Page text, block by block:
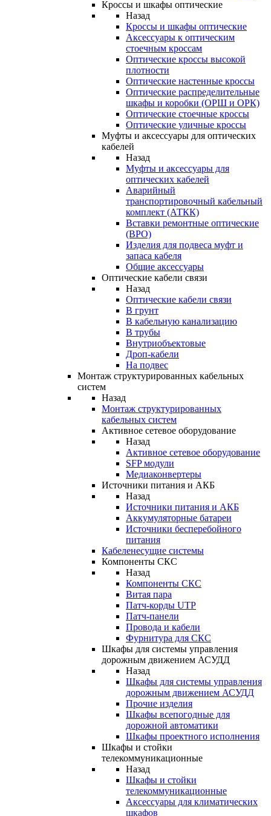
Кроссы и шкафы оптические
Назад
Кроссы и шкафы оптические
Аксессуары к оптическим
стоечным кроссам
Оптические кроссы высокой
плотности
Оптические настенные кроссы
Оптические распределительные
шкафы и коробки (ОРШ и ОРК)
Оптические стоечные кроссы
Оптические уличные кроссы
Муфты и аксессуары для оптических
кабелей
Назад
Муфты и аксессуары для
оптических кабелей
Аварийный
транспортировочный кабельный
комплект (АТКК)
Вставки ремонтные оптические
(ВРО)
Изделия для подвеса муфт и
запаса кабеля
Общие аксессуары
Оптические кабели связи
Назад
Оптические кабели связи
В грунт
В кабельную канализацию
В трубы
Внутриобъектовые
Дроп-кабели
На подвес
Монтаж структурированных кабельных
систем
Назад
Монтаж структурированных
кабельных систем
Активное сетевое оборудование
Назад
Активное сетевое оборудование
SFP модули
Медиаконвертеры
Источники питания и АКБ
Назад
Источники питания и АКБ
Аккумуляторные батареи
Источники бесперебойного
питания
Кабеленесущие системы
Компоненты СКС
Назад
Компоненты СКС
Витая пара
Патч-корды UTP
Патч-панели
Провода и кабели
Фурнитура для СКС
Шкафы для системы управления
дорожным движением АСУДД
Назад
Шкафы для системы управления
дорожным движением АСУДД
Прочие изделия
Шкафы всепогодные для
дорожной автоматики
Шкафы проектного исполнения
Шкафы и стойки
телекоммуникационные
Назад
Шкафы и стойки
телекоммуникационные
Аксессуары для климатических
шкафов